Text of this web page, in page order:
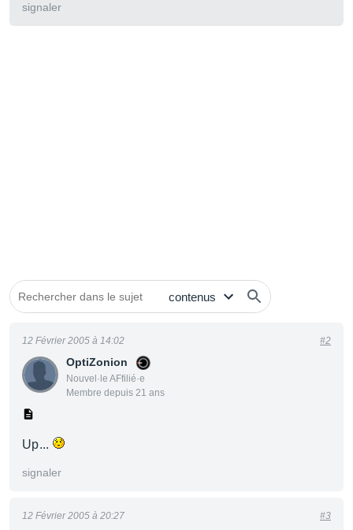
signaler
OptiZonion
Nouvel·le AFfilié·e
Membre depuis 21 ans
12 Février 2005 à 14:02 #2
Up...
signaler
12 Février 2005 à 20:27 #3